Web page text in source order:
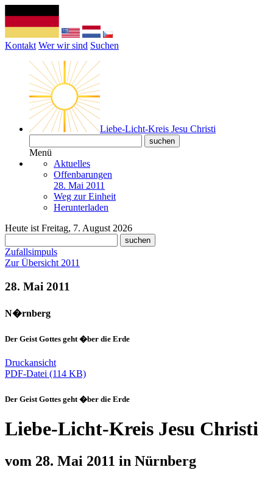
Kontakt Wer wir sind Suchen
Liebe-Licht-Kreis Jesu Christi
Menü
Aktuelles
Offenbarungen
28. Mai 2011
Weg zur Einheit
Herunterladen
Heute ist Freitag, 7. August 2026
Zufallsimpuls
Zur Übersicht 2011
28. Mai 2011
N�rnberg
Der Geist Gottes geht �ber die Erde
Druckansicht
PDF-Datei (114 KB)
Der Geist Gottes geht �ber die Erde
Liebe-Licht-Kreis Jesu Christi
vom 28. Mai 2011 in Nürnberg